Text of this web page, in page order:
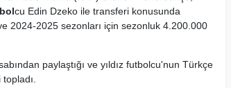
cu Edin Dzeko ile transferi konusunda
2024-2025 sezonları için sezonluk 4.200.000
paylaştığı ve yıldız futbolcu'nun Türkçe